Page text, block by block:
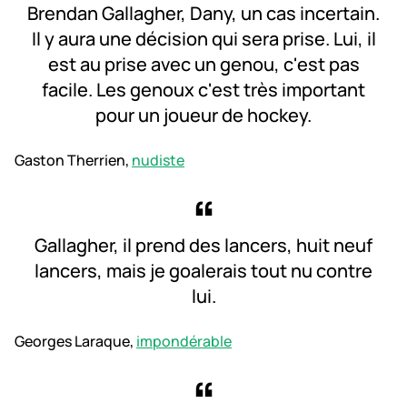
Brendan Gallagher, Dany, un cas incertain.
Il y aura une décision qui sera prise. Lui, il
est au prise avec un genou, c'est pas
facile. Les genoux c'est très important
pour un joueur de hockey.
Gaston Therrien, nudiste
Gallagher, il prend des lancers, huit neuf
lancers, mais je goalerais tout nu contre
lui.
Georges Laraque, impondérable